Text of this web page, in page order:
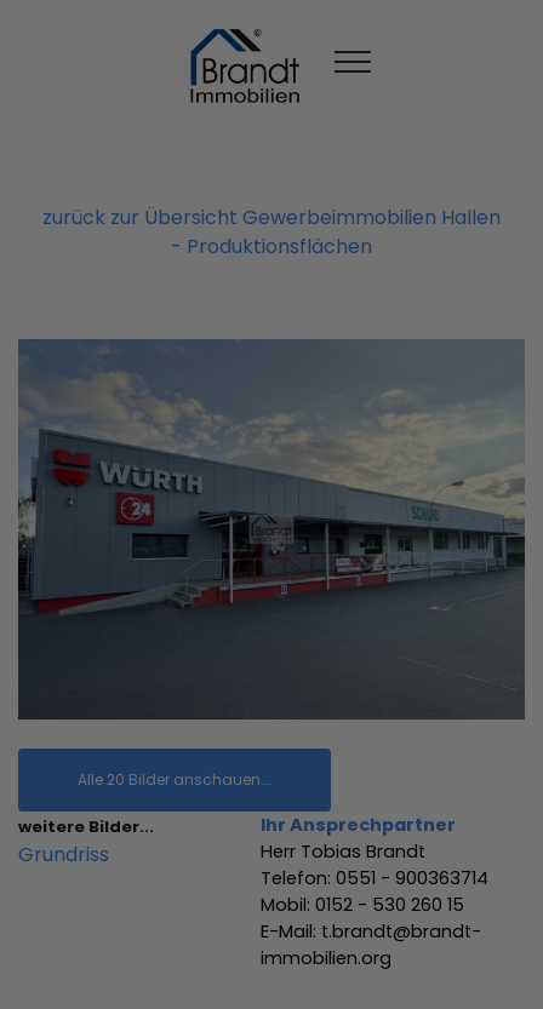
zurück zur Übersicht Gewerbeimmobilien Hallen
- Produktionsflächen
Alle 20 Bilder anschauen...
weitere Bilder...
Grundriss
Ihr Ansprechpartner
Herr Tobias Brandt
Telefon: 0551 - 900363714
Mobil: 0152 - 530 260 15
E-Mail: t.brandt@brandt-
immobilien.org